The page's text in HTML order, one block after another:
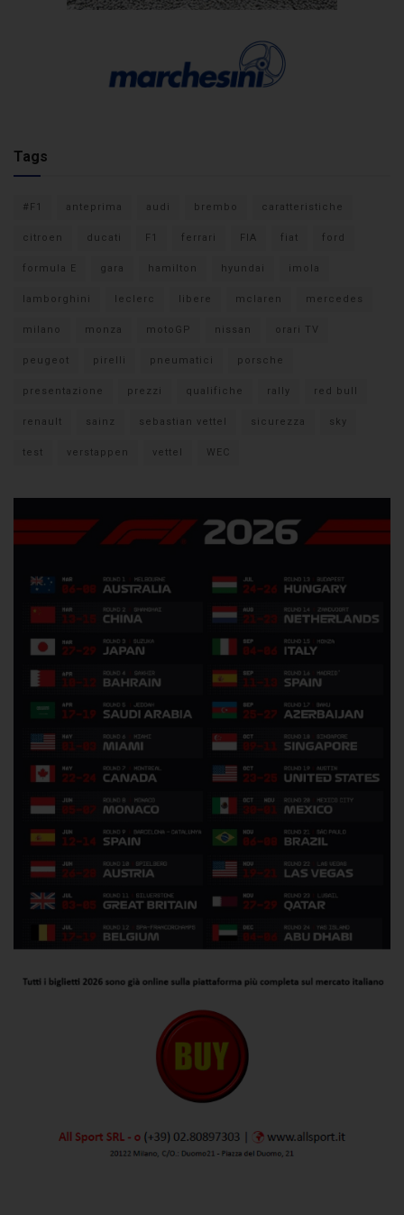
Tags
#F1 anteprima audi brembo caratteristiche
citroen ducati F1 ferrari FIA fiat ford
formula E gara hamilton hyundai imola
lamborghini leclerc libere mclaren mercedes
milano monza motoGP nissan orari TV
peugeot pirelli pneumatici porsche
presentazione prezzi qualifiche rally red bull
renault sainz sebastian vettel sicurezza sky
test verstappen vettel WEC